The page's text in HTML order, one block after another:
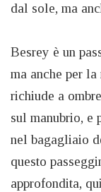
dal sole, ma
Besrey è un
ma anche per
richiude a
sul manubrio, e
nel bagagliaio
questo
approfondita,